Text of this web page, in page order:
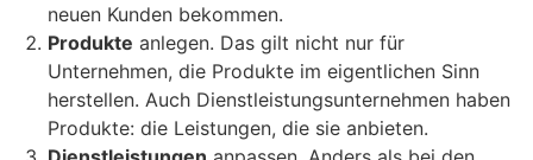
neuen Kunden bekommen.
Produkte anlegen. Das gilt nicht nur für
Unternehmen, die Produkte im eigentlichen Sinn
herstellen. Auch Dienstleistungsunternehmen haben
Produkte: die Leistungen, die sie anbieten.